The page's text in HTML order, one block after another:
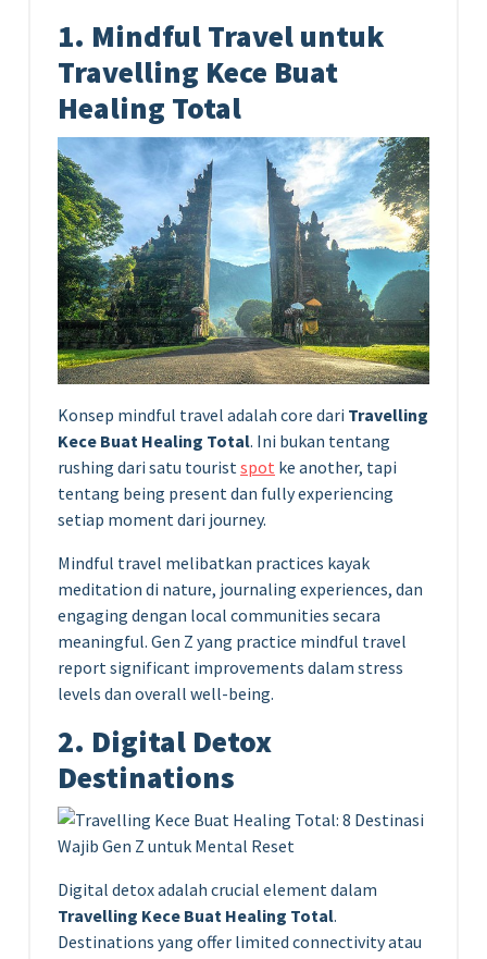
1. Mindful Travel untuk
Travelling Kece Buat
Healing Total
Konsep mindful travel adalah core dari Travelling
Kece Buat Healing Total. Ini bukan tentang
rushing dari satu tourist spot ke another, tapi
tentang being present dan fully experiencing
setiap moment dari journey.
Mindful travel melibatkan practices kayak
meditation di nature, journaling experiences, dan
engaging dengan local communities secara
meaningful. Gen Z yang practice mindful travel
report significant improvements dalam stress
levels dan overall well-being.
2. Digital Detox
Destinations
Digital detox adalah crucial element dalam
Travelling Kece Buat Healing Total.
Destinations yang offer limited connectivity atau